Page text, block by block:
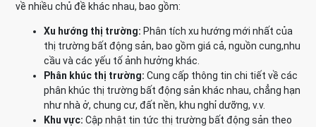
về nhiều chủ đề khác nhau, bao gồm:
Xu hướng thị trường: Phân tích xu hướng mới nhất của
thị trường bất động sản, bao gồm giá cả, nguồn cung,nhu
cầu và các yếu tố ảnh hưởng khác.
Phân khúc thị trường: Cung cấp thông tin chi tiết về các
phân khúc thị trường bất động sản khác nhau, chẳng hạn
như nhà ở, chung cư, đất nền, khu nghỉ dưỡng, v.v.
Khu vực: Cập nhật tin tức thị trường bất động sản theo